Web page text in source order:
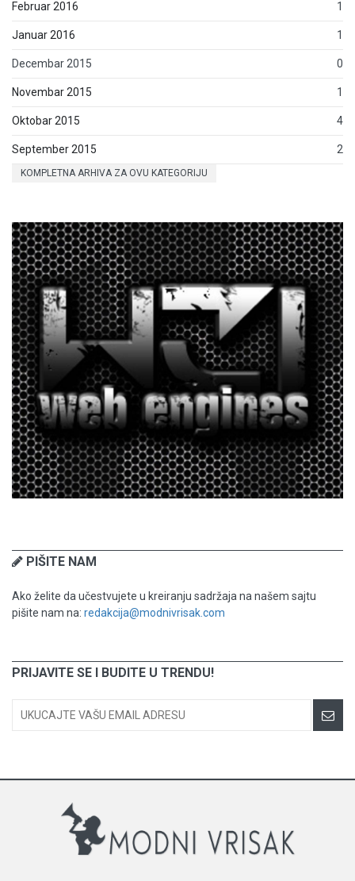
Februar 2016 1
Januar 2016 1
Decembar 2015 0
Novembar 2015 1
Oktobar 2015 4
September 2015 2
KOMPLETNA ARHIVA ZA OVU KATEGORIJU
PIŠITE NAM
Ako želite da učestvujete u kreiranju sadržaja na našem sajtu
pišite nam na: redakcija@modnivrisak.com
PRIJAVITE SE I BUDITE U TRENDU!